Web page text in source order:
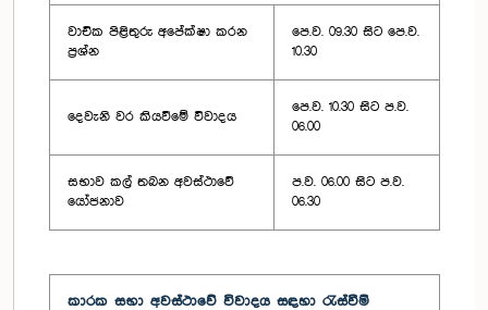
වාචික පිළිතුරු අපේක්ෂා කරන
ප්‍රශ්න
පෙ.ව. 09.30 සිට පෙ.ව.
10.30
දෙවැනි වර කියවීමේ විවාදය
පෙ.ව. 10.30 සිට ප.ව.
06.00
සභාව කල් තබන අවස්ථාවේ
යෝජනාව
ප.ව. 06.00 සිට ප.ව.
06.30
කාරක සභා අවස්ථාවේ විවාදය සඳහා රැස්වීම්